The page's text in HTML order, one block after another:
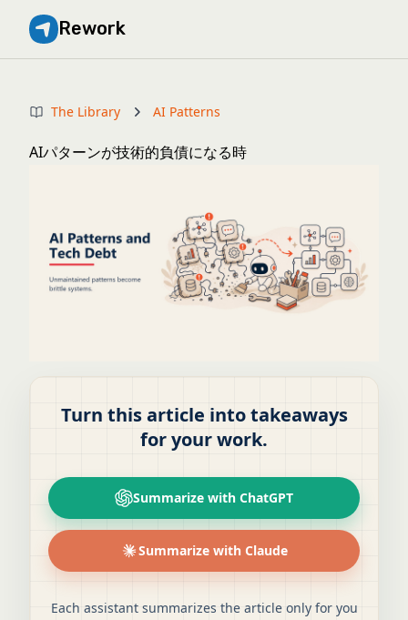
Rework
The Library AI Patterns
AIパターンが技術的負債になる時
Turn this article into takeaways
for your work.
Summarize with ChatGPT
Summarize with Claude
Each assistant summarizes the article only for you